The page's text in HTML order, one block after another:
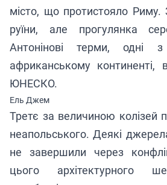
місто, що протистояло
руїни, але прогулянка
Антонінові терми, одні
африканському континенті,
ЮНЕСКО.
Ель Джем
Третє за величиною колізей
неапольського. Деякі
не завершили через
цього архітектурного